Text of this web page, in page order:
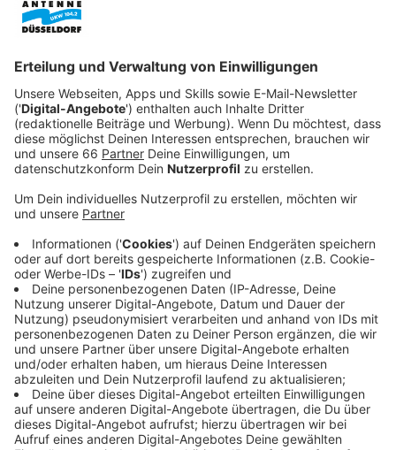
Pfaffenmühlenweg in
Anzeige
Online-Petition gegen die Pläne
Anzeige
Die Initiative vertritt laut eigener Aussage die
Interessen von über 3.000 Bewohnerinnen und
Bewohnern, die sich in einer Online-Petition gegen die
Pläne ausgesprochen haben.
Anzeige
Angst um "grüne Lunge"
Anzeige